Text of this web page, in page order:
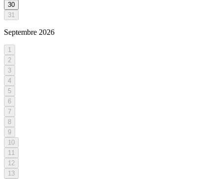
30
31
Septembre 2026
1
2
3
4
5
6
7
8
9
10
11
12
13